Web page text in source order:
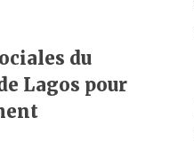
du
Lagos pour